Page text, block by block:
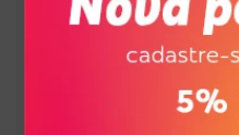
Indústria Brasileira
NCM:
64029990
7900132637514
7900132637521